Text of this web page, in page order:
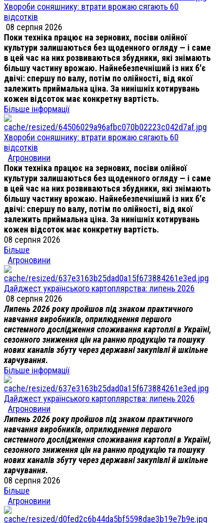
Хвороби соняшнику: втрати врожаю сягають 60
відсотків
08 серпня 2026
Поки техніка працює на зернових, посіви олійної
культури залишаються без щоденного огляду — і саме
в цей час на них розвиваються збудники, які знімають
більшу частину врожаю. Найнебезпечніший із них б'є
двічі: спершу по валу, потім по олійності, від якої
залежить приймальна ціна. За нинішніх котирувань
кожен відсоток має конкретну вартість.
Більше інформації
Хвороби соняшнику: втрати врожаю сягають 60
відсотків
Агроновини
Поки техніка працює на зернових, посіви олійної
культури залишаються без щоденного огляду — і саме
в цей час на них розвиваються збудники, які знімають
більшу частину врожаю. Найнебезпечніший із них б'є
двічі: спершу по валу, потім по олійності, від якої
залежить приймальна ціна. За нинішніх котирувань
кожен відсоток має конкретну вартість.
08 серпня 2026
Більше
Агроновини
Дайджест українського картоплярства: липень 2026
08 серпня 2026
Липень 2026 року пройшов під знаком практичного
навчання виробників, оприлюднення першого
системного дослідження споживання картоплі в Україні,
сезонного зниження цін на ранню продукцію та пошуку
нових каналів збуту через державні закупівлі й шкільне
харчування.
Більше інформації
Дайджест українського картоплярства: липень 2026
Агроновини
Липень 2026 року пройшов під знаком практичного
навчання виробників, оприлюднення першого
системного дослідження споживання картоплі в Україні,
сезонного зниження цін на ранню продукцію та пошуку
нових каналів збуту через державні закупівлі й шкільне
харчування.
08 серпня 2026
Більше
Агроновини